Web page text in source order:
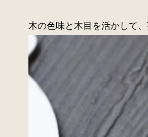
木の色味と木目を活かして